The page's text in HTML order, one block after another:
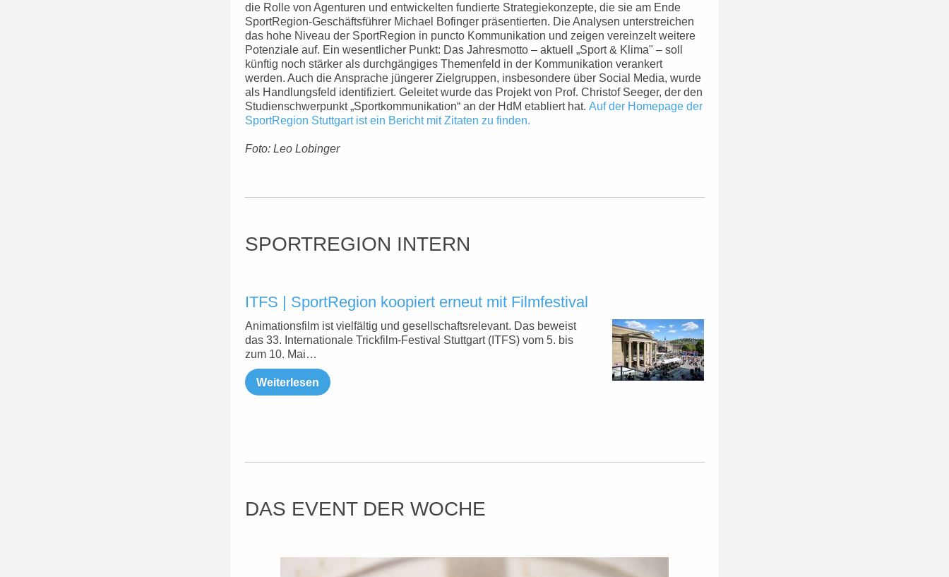
die Rolle von Agenturen und entwickelten fundierte Strategiekonzepte, die sie am Ende
SportRegion-Geschäftsführer Michael Bofinger präsentierten. Die Analysen unterstreichen
das hohe Niveau der SportRegion in puncto Kommunikation und zeigen vereinzelt weitere
Potenziale auf. Ein wesentlicher Punkt: Das Jahresmotto – aktuell „Sport & Klima" – soll
künftig noch stärker als durchgängiges Themenfeld in der Kommunikation verankert
werden. Auch die Ansprache jüngerer Zielgruppen, insbesondere über Social Media, wurde
als Handlungsfeld identifiziert. Geleitet wurde das Projekt von Prof. Christof Seeger, der den
Studienschwerpunkt „Sportkommunikation“ an der HdM etabliert hat. Auf der Homepage der
SportRegion Stuttgart ist ein Bericht mit Zitaten zu finden.
Foto: Leo Lobinger
SPORTREGION INTERN
ITFS | SportRegion koopiert erneut mit Filmfestival
Animationsfilm ist vielfältig und gesellschaftsrelevant. Das beweist
das 33. Internationale Trickfilm-Festival Stuttgart (ITFS) vom 5. bis
zum 10. Mai…
Weiterlesen
DAS EVENT DER WOCHE